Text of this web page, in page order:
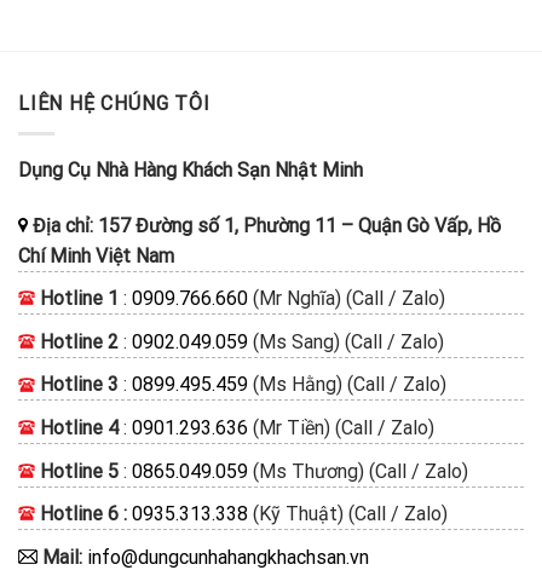
LIÊN HỆ CHÚNG TÔI
Dụng Cụ Nhà Hàng Khách Sạn Nhật Minh
Địa chỉ: 157 Đường số 1, Phường 11 – Quận Gò Vấp, Hồ
Chí Minh Việt Nam
Hotline 1 : 0909.766.660 (Mr Nghĩa) (Call / Zalo)
Hotline 2 : 0902.049.059 (Ms Sang) (Call / Zalo)
Hotline 3 : 0899.495.459 (Ms Hằng) (Call / Zalo)
Hotline 4: 0901.293.636 (Mr Tiền) (Call / Zalo)
Hotline 5 : 0865.049.059 (Ms Thương) (Call / Zalo)
Hotline 6 : 0935.313.338 (Kỹ Thuật) (Call / Zalo)
Mail: info@dungcunhahangkhachsan.vn